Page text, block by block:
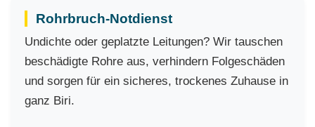
Rohrbruch-Notdienst
Undichte oder geplatzte Leitungen? Wir tauschen
beschädigte Rohre aus, verhindern Folgeschäden
und sorgen für ein sicheres, trockenes Zuhause in
ganz Biri.